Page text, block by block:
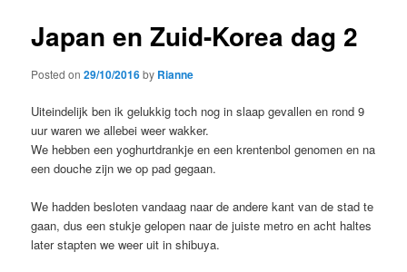
Japan en Zuid-Korea dag 2
Posted on29/10/2016by Rianne
Uiteindelijk ben ik gelukkig toch nog in slaap gevallen en rond 9
uur waren we allebei weer wakker.
We hebben een yoghurtdrankje en een krentenbol genomen en na
een douche zijn we op pad gegaan.
We hadden besloten vandaag naar de andere kant van de stad te
gaan, dus een stukje gelopen naar de juiste metro en acht haltes
later stapten we weer uit in shibuya.